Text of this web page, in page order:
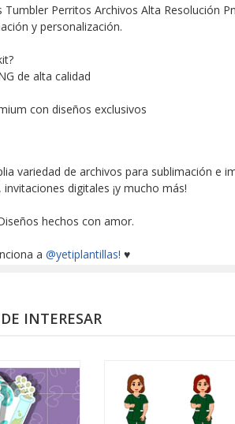
Tumbler Perritos Archivos Alta Resolución
y personalización.
de alta calidad
con diseños exclusivos
variedad de archivos para sublimación
digitales ¡y mucho más!
hechos con amor.
a @yetiplantillas! ♥
INTERESAR